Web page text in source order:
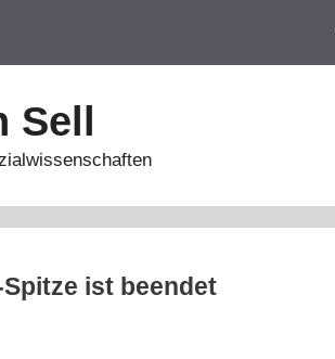
ist beendet